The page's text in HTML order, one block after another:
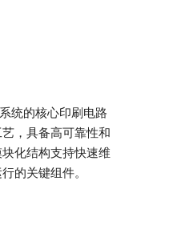
统的核心印刷电路
，具备高可靠性和
化结构支持快速维
的关键组件。